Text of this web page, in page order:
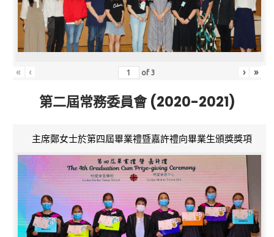
« ‹ of3 › »
第二屆常務委員會 (2020-2021)
主席鄭女士於第四屆畢業禮暨嘉許禮向畢業生頒獎獎項